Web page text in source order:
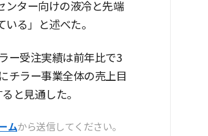
ンター向けの液冷と先端
る」と述べた。
ー受注実績は前年比で3
チラー事業全体の売上目
と見通した。
ムから送信してください。